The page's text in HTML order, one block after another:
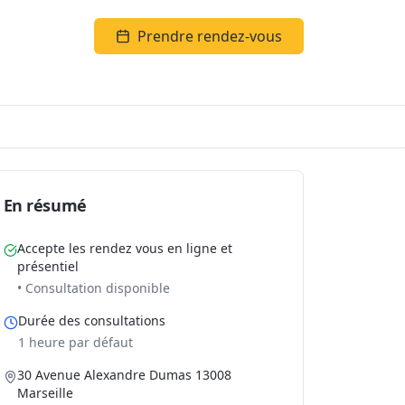
Prendre rendez-vous
En résumé
Accepte les rendez vous en ligne et
présentiel
• Consultation disponible
Durée des consultations
1 heure par défaut
30 Avenue Alexandre Dumas 13008
Marseille